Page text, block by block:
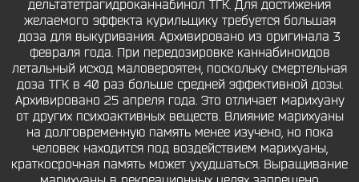
дельтатетрагидроканнабинол ТГК. Для достижения
желаемого эффекта курильщику требуется большая
доза для выкуривания. Архивировано из оригинала 3
февраля года. При передозировке каннабиноидов
летальный исход маловероятен, поскольку смертельная
доза ТГК в 40 раз больше средней эффективной дозы.
Архивировано 25 апреля года. Это отличает марихуану
от других психоактивных веществ. Влияние марихуаны
на долговременную память менее изучено, но пока
человек находится под воздействием марихуаны,
краткосрочная память может ухудшаться. Выращивание